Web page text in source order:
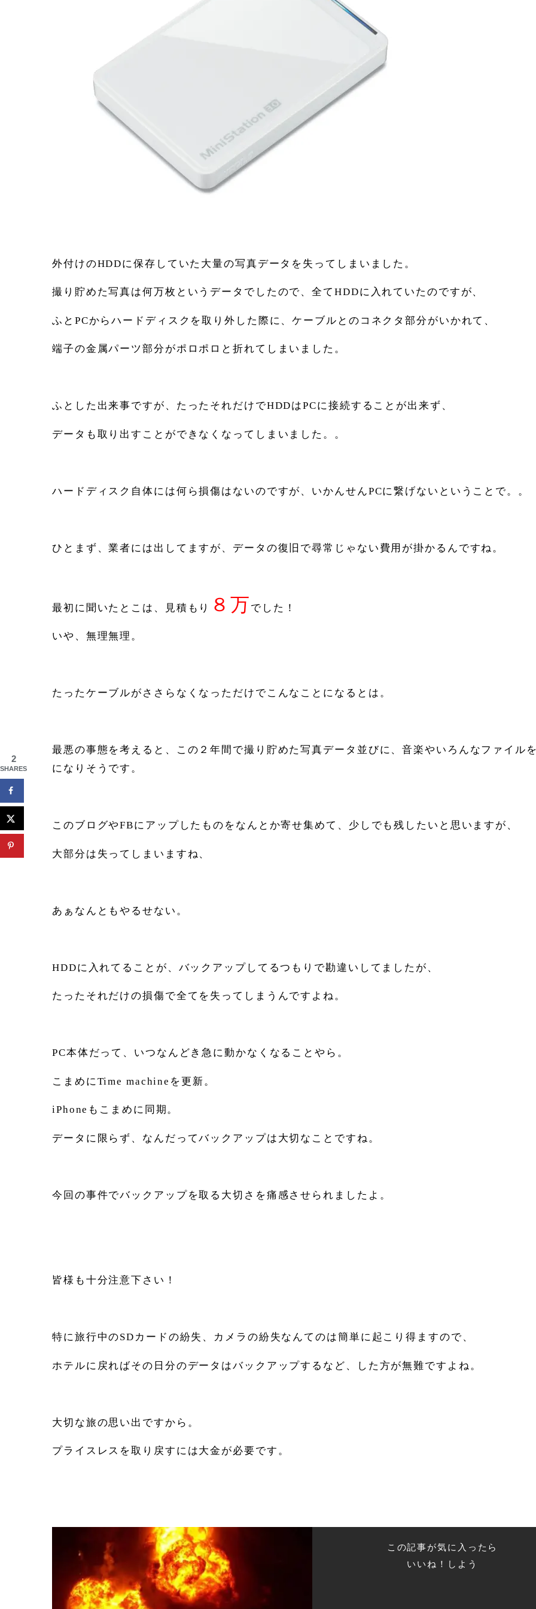
外付けのHDDに保存していた大量の写真データを失ってしまいました。
撮り貯めた写真は何万枚というデータでしたので、全てHDDに入れていたのですが、
ふとPCからハードディスクを取り外した際に、ケーブルとのコネクタ部分がいかれて、
端子の金属パーツ部分がポロポロと折れてしまいました。
ふとした出来事ですが、たったそれだけでHDDはPCに接続することが出来ず、
データも取り出すことができなくなってしまいました。。
ハードディスク自体には何ら損傷はないのですが、いかんせんPCに繋げないということで。。
ひとまず、業者には出してますが、データの復旧で尋常じゃない費用が掛かるんですね。
最初に聞いたとこは、見積もり ８万 でした！
いや、無理無理。
たったケーブルがささらなくなっただけでこんなことになるとは。
最悪の事態を考えると、この２年間で撮り貯めた写真データ並びに、音楽やいろんなファイル
になりそうです。
このブログやFBにアップしたものをなんとか寄せ集めて、少しでも残したいと思いますが、
大部分は失ってしまいますね、
あぁなんともやるせない。
HDDに入れてることが、バックアップしてるつもりで勘違いしてましたが、
たったそれだけの損傷で全てを失ってしまうんですよね。
PC本体だって、いつなんどき急に動かなくなることやら。
こまめにTime machineを更新。
iPhoneもこまめに同期。
データに限らず、なんだってバックアップは大切なことですね。
今回の事件でバックアップを取る大切さを痛感させられましたよ。
皆様も十分注意下さい！
特に旅行中のSDカードの紛失、カメラの紛失なんてのは簡単に起こり得ますので、
ホテルに戻ればその日分のデータはバックアップするなど、した方が無難ですよね。
大切な旅の思い出ですから。
プライスレスを取り戻すには大金が必要です。
この記事が気に入ったら
いいね！しよう
2
SHARES